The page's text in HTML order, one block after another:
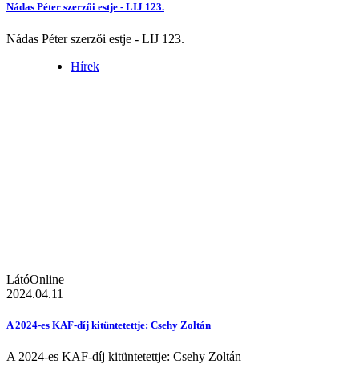
Nádas Péter szerzői estje - LIJ 123.
Nádas Péter szerzői estje - LIJ 123.
Hírek
LátóOnline
2024.04.11
A 2024-es KAF-díj kitüntetettje: Csehy Zoltán
A 2024-es KAF-díj kitüntetettje: Csehy Zoltán